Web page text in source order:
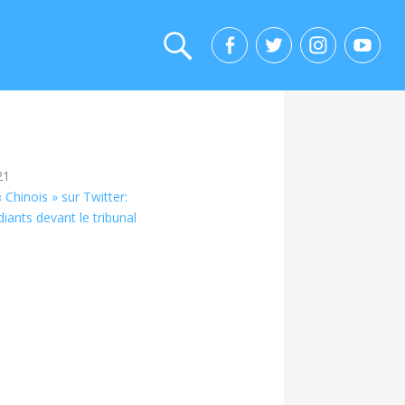
» sur Twitter:
devant le tribunal